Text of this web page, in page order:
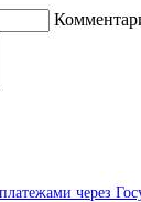
через